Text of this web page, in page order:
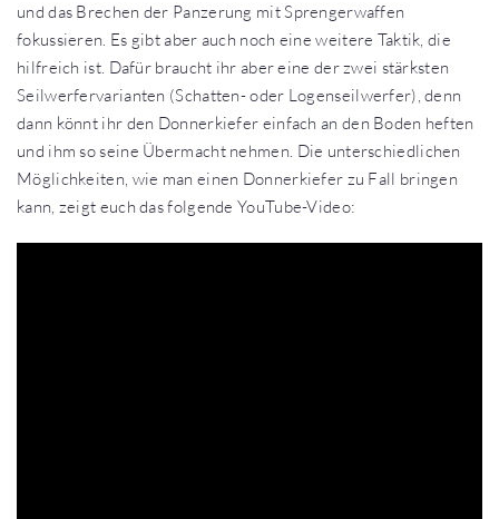
und das Brechen der Panzerung mit Sprengerwaffen
fokussieren. Es gibt aber auch noch eine weitere Taktik, die
hilfreich ist. Dafür braucht ihr aber eine der zwei stärksten
Seilwerfervarianten (Schatten- oder Logenseilwerfer), denn
dann könnt ihr den Donnerkiefer einfach an den Boden heften
und ihm so seine Übermacht nehmen. Die unterschiedlichen
Möglichkeiten, wie man einen Donnerkiefer zu Fall bringen
kann, zeigt euch das folgende YouTube-Video: